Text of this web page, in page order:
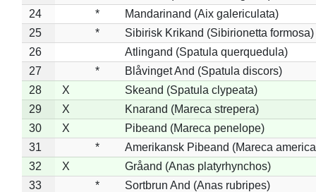
24
*
Mandarinand (Aix galericulata)
25
*
Sibirisk Krikand (Sibirionetta formosa)
26
Atlingand (Spatula querquedula)
27
*
Blåvinget And (Spatula discors)
28
X
Skeand (Spatula clypeata)
29
X
Knarand (Mareca strepera)
30
X
Pibeand (Mareca penelope)
31
*
Amerikansk Pibeand (Mareca
32
X
Gråand (Anas platyrhynchos)
33
*
Sortbrun And (Anas rubripes)